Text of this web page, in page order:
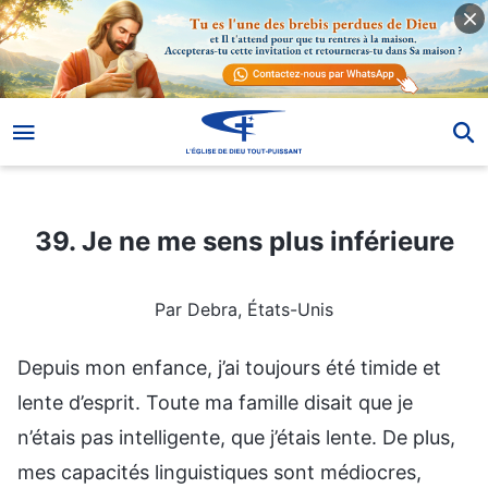
39. Je ne me sens plus inférieure
39. Je ne me sens plus inférieure
Par Debra, États-Unis
Depuis mon enfance, j’ai toujours été timide et
lente d’esprit. Toute ma famille disait que je
n’étais pas intelligente, que j’étais lente. De plus,
mes capacités linguistiques sont médiocres,